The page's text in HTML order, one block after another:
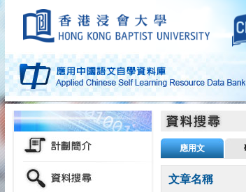
應用文
文章名稱